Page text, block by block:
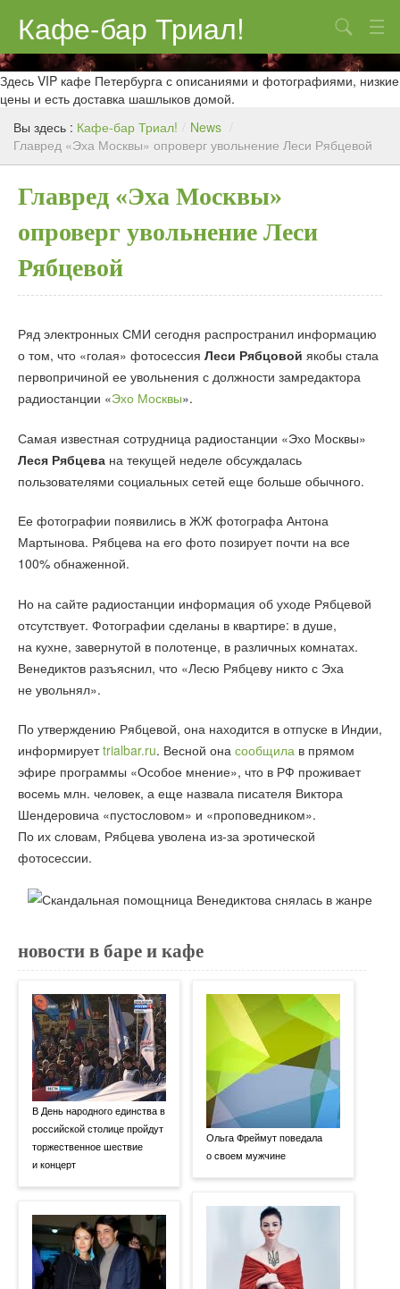
Кафе-бар Триал!
О нас
Меню
Контакты
Поиск
Здесь VIP кафе Петербурга с описаниями и фотографиями, низкие
цены и есть доставка шашлыков домой.
Вы здесь : Кафе-бар Триал! / News /
Главред «Эха Москвы» опроверг увольнение Леси Рябцевой
Главред «Эха Москвы»
опроверг увольнение Леси
Рябцевой
Ряд электронных СМИ сегодня распространил информацию
о том, что «голая» фотосессия Леси Рябцовой якобы стала
первопричиной ее увольнения с должности замредактора
радиостанции «Эхо Москвы».
Самая известная сотрудница радиостанции «Эхо Москвы»
Леся Рябцева на текущей неделе обсуждалась
пользователями социальных сетей еще больше обычного.
Ее фотографии появились в ЖЖ фотографа Антона
Мартынова. Рябцева на его фото позирует почти на все
100% обнаженной.
Но на сайте радиостанции информация об уходе Рябцевой
отсутствует. Фотографии сделаны в квартире: в душе,
на кухне, завернутой в полотенце, в различных комнатах.
Венедиктов разъяснил, что «Лесю Рябцеву никто с Эха
не увольнял».
По утверждению Рябцевой, она находится в отпуске в Индии,
информируетtrialbar.ru. Весной она сообщила в прямом
эфире программы «Особое мнение», что в РФ проживает
восемь млн. человек, а еще назвала писателя Виктора
Шендеровича «пустословом» и «проповедником».
По их словам, Рябцева уволена из-за эротической
фотосессии.
новости в баре и кафе
В День народного единства в
российской столице пройдут
торжественное шествие
и концерт
Ольга Фреймут поведала
о своем мужчине